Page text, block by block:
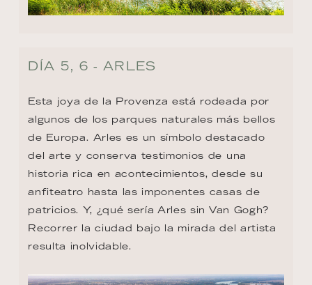
DÍA 5, 6 - ARLES
Esta joya de la Provenza está rodeada por
algunos de los parques naturales más bellos
de Europa. Arles es un símbolo destacado
del arte y conserva testimonios de una
historia rica en acontecimientos, desde su
anfiteatro hasta las imponentes casas de
patricios. Y, ¿qué sería Arles sin Van Gogh?
Recorrer la ciudad bajo la mirada del artista
resulta inolvidable.